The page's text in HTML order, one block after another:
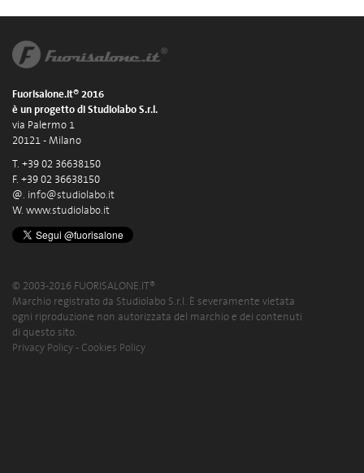
Fuorisalone.it® 2016
è un progetto di Studiolabo S.r.l.
via Palermo 1
20121 - Milano
T. +39 02 36638150
F. +39 02 36638150
@. info@studiolabo.it
W. www.studiolabo.it
© 2003-2016 FUORISALONE.IT®
Marchio registrato da Studiolabo S.r.l. È severamente vietata
ogni riproduzione non autorizzata del marchio e dei contenuti
di questo sito.
Privacy Policy - Cookies Policy